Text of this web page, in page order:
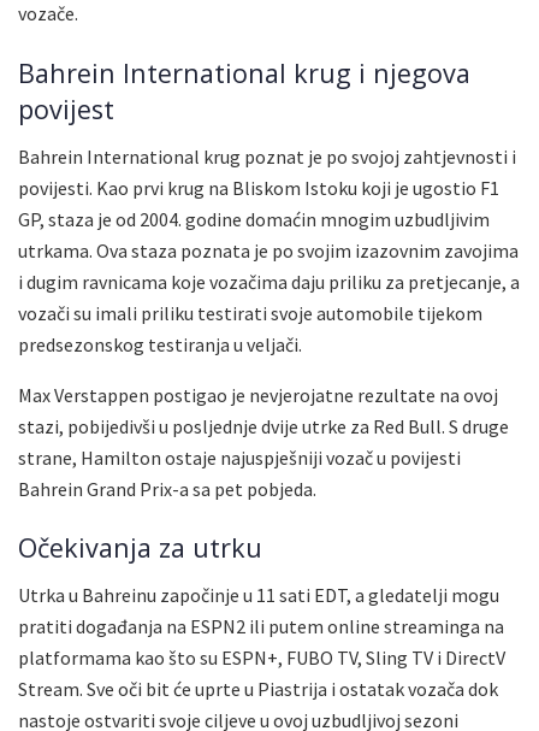
vozače.
Bahrein International krug i njegova
povijest
Bahrein International krug poznat je po svojoj zahtjevnosti i
povijesti. Kao prvi krug na Bliskom Istoku koji je ugostio F1
GP, staza je od 2004. godine domaćin mnogim uzbudljivim
utrkama. Ova staza poznata je po svojim izazovnim zavojima
i dugim ravnicama koje vozačima daju priliku za pretjecanje, a
vozači su imali priliku testirati svoje automobile tijekom
predsezonskog testiranja u veljači.
Max Verstappen postigao je nevjerojatne rezultate na ovoj
stazi, pobijedivši u posljednje dvije utrke za Red Bull. S druge
strane, Hamilton ostaje najuspješniji vozač u povijesti
Bahrein Grand Prix-a sa pet pobjeda.
Očekivanja za utrku
Utrka u Bahreinu započinje u 11 sati EDT, a gledatelji mogu
pratiti događanja na ESPN2 ili putem online streaminga na
platformama kao što su ESPN+, FUBO TV, Sling TV i DirectV
Stream. Sve oči bit će uprte u Piastrija i ostatak vozača dok
nastoje ostvariti svoje ciljeve u ovoj uzbudljivoj sezoni